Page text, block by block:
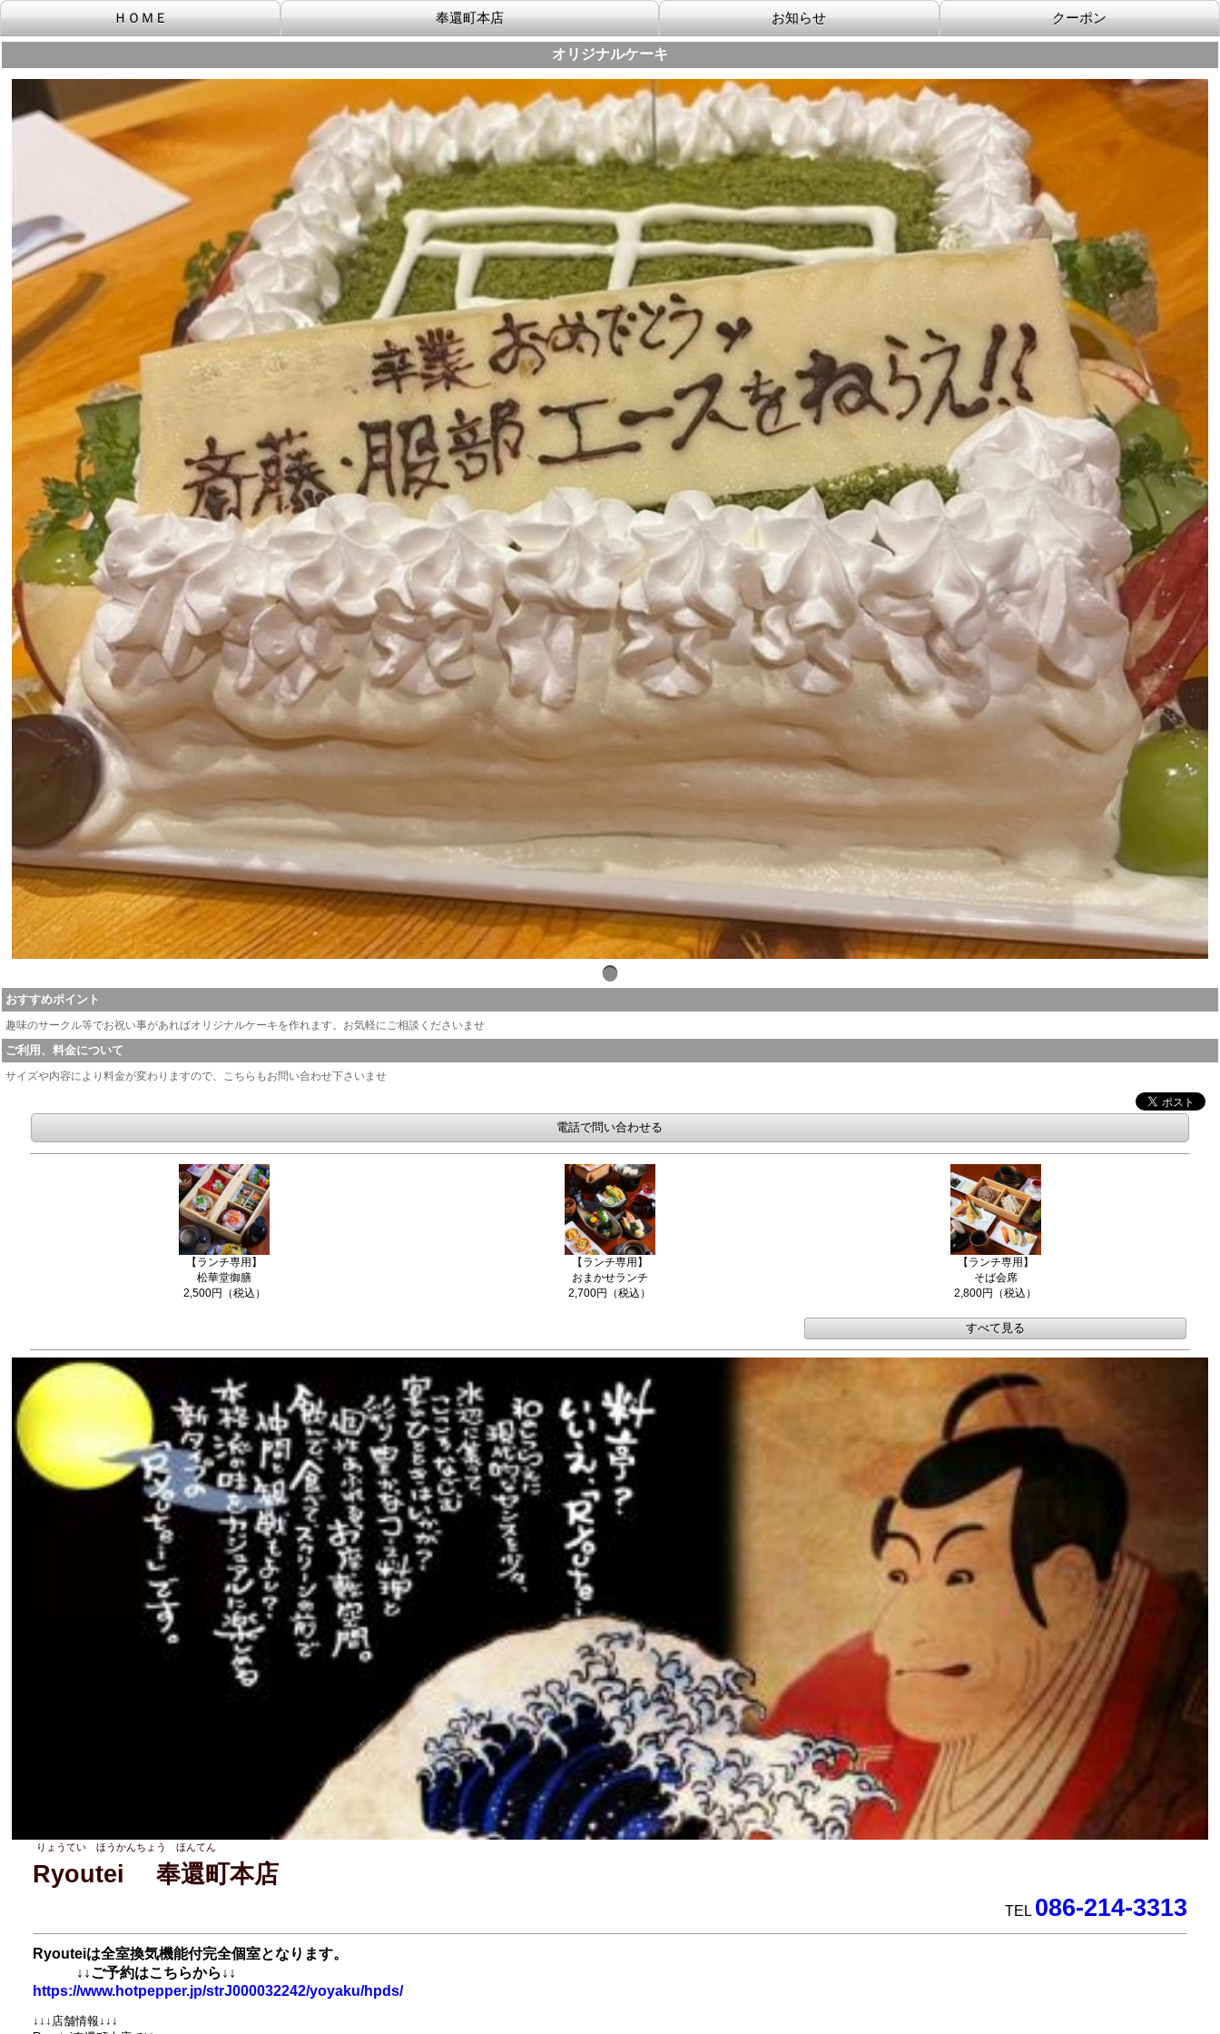
オリジナルケーキ
おすすめポイント
趣味のサークル等でお祝い事があればオリジナルケーキを作れます。お気軽にご相談くださいませ
ご利用、料金について
サイズや内容により料金が変わりますので、こちらもお問い合わせ下さいませ
電話で問い合わせる
【ランチ専用】
松華堂御膳
2,500円（税込）
【ランチ専用】
おまかせランチ
2,700円（税込）
【ランチ専用】
そば会席
2,800円（税込）
りょうてい ほうかんちょう ほんてん
Ryoutei 奉還町本店
TEL 086-214-3313
Ryouteiは全室換気機能付完全個室となります。
↓↓ご予約はこちらから↓↓
https://www.hotpepper.jp/strJ000032242/yoyaku/hpds/
↓↓↓店舗情報↓↓↓